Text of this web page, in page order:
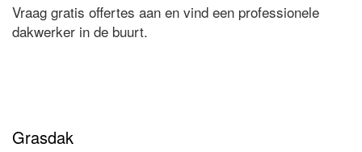
Vraag gratis offertes aan en vind een professionele
dakwerker in de buurt.
Grasdak